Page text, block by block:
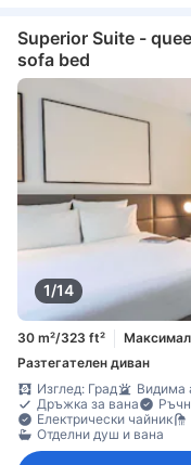
Superior Suite -
sofa bed
1/14
30 m²/323 ft²
Разтегателен диван
Изглед: Град
Видима
Дръжка за вана
Електрически чайник
Отделни душ и вана